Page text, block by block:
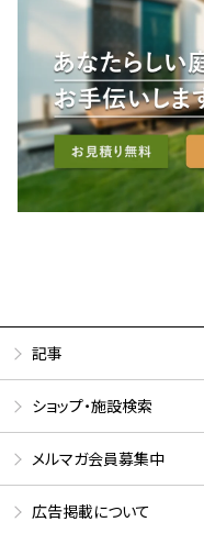
記事
ショップ・施設検索
メルマガ会員募集中
広告掲載について